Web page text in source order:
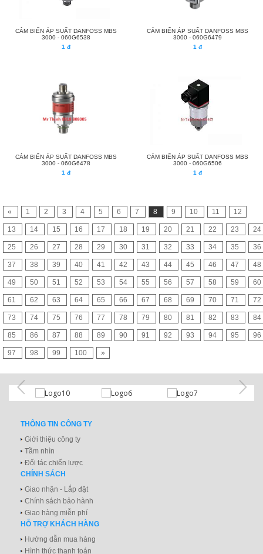
CẢM BIẾN ÁP SUẤT DANFOSS MBS
3000 - 060G6538
1 đ
CẢM BIẾN ÁP SUẤT DANFOSS MBS
3000 - 060G6479
1 đ
CẢM BIẾN ÁP SUẤT DANFOSS MBS
3000 - 060G6478
1 đ
CẢM BIẾN ÁP SUẤT DANFOSS MBS
3000 - 060G6506
1 đ
« 1 2 3 4 5 6 7 8 9 10 11 12
13 14 15 16 17 18 19 20 21 22 23 24
25 26 27 28 29 30 31 32 33 34 35 36
37 38 39 40 41 42 43 44 45 46 47 48
49 50 51 52 53 54 55 56 57 58 59 60
61 62 63 64 65 66 67 68 69 70 71 72
73 74 75 76 77 78 79 80 81 82 83 84
85 86 87 88 89 90 91 92 93 94 95 96
97 98 99 100 »
THÔNG TIN CÔNG TY
Giới thiệu công ty
Tầm nhìn
Đối tác chiến lược
CHÍNH SÁCH
Giao nhận - Lắp đặt
Chính sách bảo hành
Giao hàng miễn phí
HỖ TRỢ KHÁCH HÀNG
Hướng dẫn mua hàng
Hình thức thanh toán